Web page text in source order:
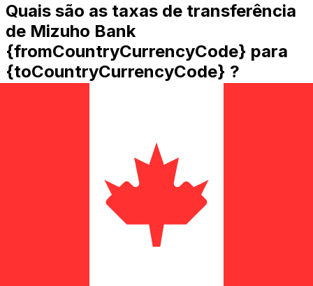
Quais são as taxas de transferência
de Mizuho Bank
{fromCountryCurrencyCode} para
{toCountryCurrencyCode} ?
valores mais altos vêm com taxas menores e melhores
taxas de câmbio. Verifique a tabela de comparação para
comparar as taxas Mizuho Bank com Xe.
Por que transferir com a Xe em vez
de bancos tradicionais?